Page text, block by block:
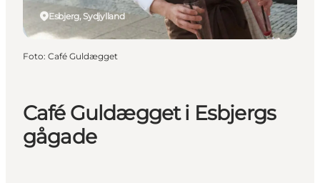
Café Guldægget i Esbjergs
gågade
Esbjerg, Sydjylland
Foto: Café Guldægget